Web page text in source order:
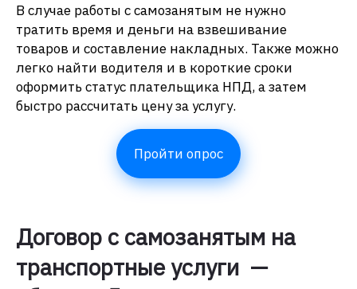
В случае работы с самозанятым не нужно
тратить время и деньги на взвешивание
товаров и составление накладных. Также можно
легко найти водителя и в короткие сроки
оформить статус плательщика НПД, а затем
быстро рассчитать цену за услугу.
Пройти опрос
Договор с самозанятым на
транспортные услуги —